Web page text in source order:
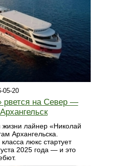
05-20
рвется на Север —
жизни лайнер «Николай
Архангельска.
люкс стартует
2025 года — и это